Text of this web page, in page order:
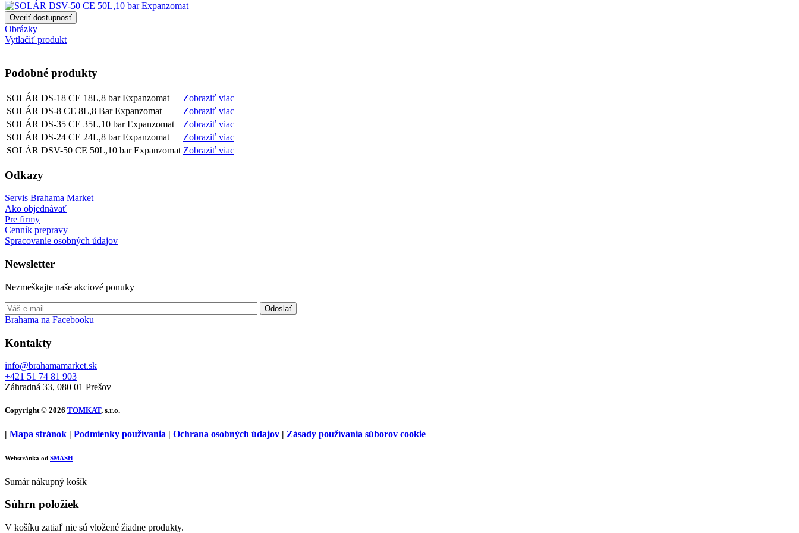
Obrázky
Vytlačiť produkt
Podobné produkty
SOLÁR DS-18 CE 18L,8 bar Expanzomat
Zobraziť viac
SOLÁR DS-8 CE 8L,8 Bar Expanzomat
Zobraziť viac
SOLÁR DS-35 CE 35L,10 bar Expanzomat
Zobraziť viac
SOLÁR DS-24 CE 24L,8 bar Expanzomat
Zobraziť viac
SOLÁR DSV-50 CE 50L,10 bar Expanzomat Zobraziť viac
Odkazy
Servis Brahama Market
Ako objednávať
Pre firmy
Cenník prepravy
Spracovanie osobných údajov
Newsletter
Nezmeškajte naše akciové ponuky
Brahama na Facebooku
Kontakty
info@brahamamarket.sk
+421 51 74 81 903
Záhradná 33, 080 01 Prešov
Copyright © 2026 TOMKAT, s.r.o.
| Mapa stránok | Podmienky používania | Ochrana osobných údajov | Zásady používania súborov cookie
Webstránka od SMASH
Sumár nákupný košík
Súhrn položiek
V košíku zatiaľ nie sú vložené žiadne produkty.